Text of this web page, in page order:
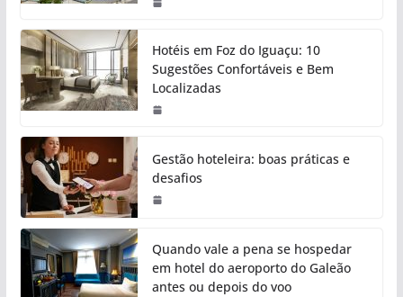
Hotéis em Foz do Iguaçu: 10
Sugestões Confortáveis e Bem
Localizadas
Gestão hoteleira: boas práticas e
desafios
Quando vale a pena se hospedar
em hotel do aeroporto do Galeão
antes ou depois do voo